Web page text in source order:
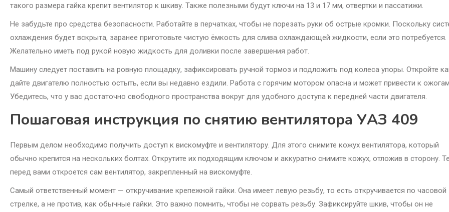
такого размера гайка крепит вентилятор к шкиву. Также полезными будут ключи на 13 и 17 мм, отвертки и пассатижи.
Не забудьте про средства безопасности. Работайте в перчатках, чтобы не порезать руки об острые кромки. Поскольку
охлаждения будет вскрыта, заранее приготовьте чистую ёмкость для слива охлаждающей жидкости, если это потребуется.
Желательно иметь под рукой новую жидкость для доливки после завершения работ.
Машину следует поставить на ровную площадку, зафиксировать ручной тормоз и подложить под колеса упоры. Откройте
дайте двигателю полностью остыть, если вы недавно ездили. Работа с горячим мотором опасна и может привести к
Убедитесь, что у вас достаточно свободного пространства вокруг для удобного доступа к передней части двигателя.
Пошаговая инструкция по снятию вентилятора УАЗ 409
Первым делом необходимо получить доступ к вискомуфте и вентилятору. Для этого снимите кожух вентилятора, который
обычно крепится на нескольких болтах. Открутите их подходящим ключом и аккуратно снимите кожух, отложив в сторону.
перед вами откроется сам вентилятор, закрепленный на вискомуфте.
Самый ответственный момент — откручивание крепежной гайки. Она имеет левую резьбу, то есть откручивается по часовой
стрелке, а не против, как обычные гайки. Это важно помнить, чтобы не сорвать резьбу. Зафиксируйте шкив, чтобы он не